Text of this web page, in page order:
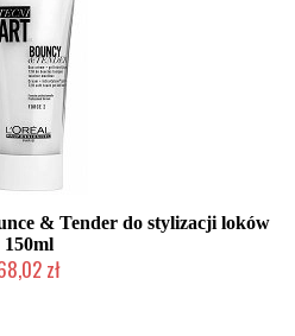
& Tender do stylizacji loków
150ml
zł